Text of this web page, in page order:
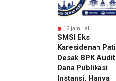
12 jam lalu
SMSI Eks
Karesidenan Pati
Desak BPK Audit
Dana Publikasi
Instansi, Hanya